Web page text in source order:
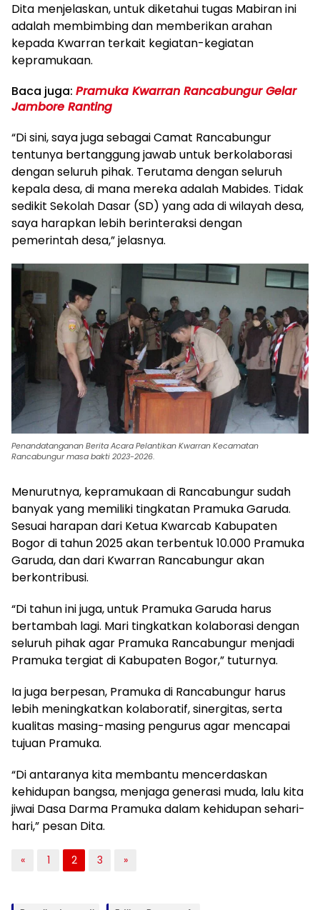
Dita menjelaskan, untuk diketahui tugas Mabiran ini
adalah membimbing dan memberikan arahan
kepada Kwarran terkait kegiatan-kegiatan
kepramukaan.
Baca juga: Pramuka Kwarran Rancabungur Gelar
Jambore Ranting
“Di sini, saya juga sebagai Camat Rancabungur
tentunya bertanggung jawab untuk berkolaborasi
dengan seluruh pihak. Terutama dengan seluruh
kepala desa, di mana mereka adalah Mabides. Tidak
sedikit Sekolah Dasar (SD) yang ada di wilayah desa,
saya harapkan lebih berinteraksi dengan
pemerintah desa,” jelasnya.
Penandatanganan Berita Acara Pelantikan Kwarran Kecamatan
Rancabungur masa bakti 2023-2026.
Menurutnya, kepramukaan di Rancabungur sudah
banyak yang memiliki tingkatan Pramuka Garuda.
Sesuai harapan dari Ketua Kwarcab Kabupaten
Bogor di tahun 2025 akan terbentuk 10.000 Pramuka
Garuda, dan dari Kwarran Rancabungur akan
berkontribusi.
“Di tahun ini juga, untuk Pramuka Garuda harus
bertambah lagi. Mari tingkatkan kolaborasi dengan
seluruh pihak agar Pramuka Rancabungur menjadi
Pramuka tergiat di Kabupaten Bogor,” tuturnya.
Ia juga berpesan, Pramuka di Rancabungur harus
lebih meningkatkan kolaboratif, sinergitas, serta
kualitas masing-masing pengurus agar mencapai
tujuan Pramuka.
“Di antaranya kita membantu mencerdaskan
kehidupan bangsa, menjaga generasi muda, lalu kita
jiwai Dasa Darma Pramuka dalam kehidupan sehari-
hari,” pesan Dita.
« 1 2 3 »